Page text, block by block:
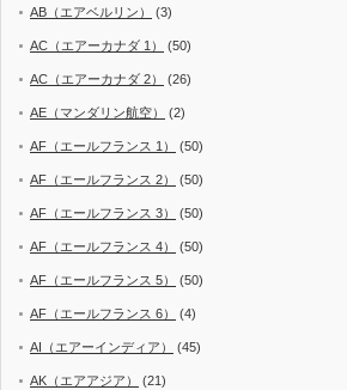
AB（エアベルリン） (3)
AC（エアーカナダ 1） (50)
AC（エアーカナダ 2） (26)
AE（マンダリン航空） (2)
AF（エールフランス 1） (50)
AF（エールフランス 2） (50)
AF（エールフランス 3） (50)
AF（エールフランス 4） (50)
AF（エールフランス 5） (50)
AF（エールフランス 6） (4)
AI（エアーインディア） (45)
AK（エアアジア） (21)